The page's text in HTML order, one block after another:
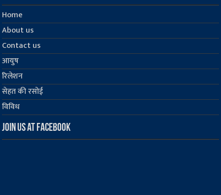
Home
About us
Contact us
आयुष
रिलेशन
सेहत की रसोई
विविध
Join us at Facebook